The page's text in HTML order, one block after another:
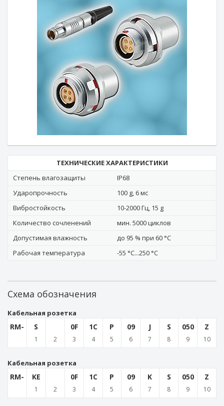
ТЕХНИЧЕСКИЕ ХАРАКТЕРИСТИКИ
Степень влагозащиты
IP68
Ударопрочность
100 g, 6 мс
Вибростойкость
10-2000 Гц, 15 g
Количество сочленений
мин. 5000 циклов
Допустимая влажность
до 95 % при 60 °C
Рабочая температура
-55 °C...250 °C
Схема обозначения
Кабельная розетка
RM- S
1 2
0F
3
1C
4
P
5
09
6
J
7
S
8
050
9
Z
10
Кабельная розетка
RM- KE
1 2
0F
3
1C
4
P
5
09
6
K
7
S
8
050
9
Z
10